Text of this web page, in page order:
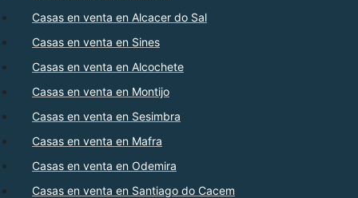
Casas en venta en Alcacer do Sal
Casas en venta en Sines
Casas en venta en Alcochete
Casas en venta en Montijo
Casas en venta en Sesimbra
Casas en venta en Mafra
Casas en venta en Odemira
Casas en venta en Santiago do Cacem